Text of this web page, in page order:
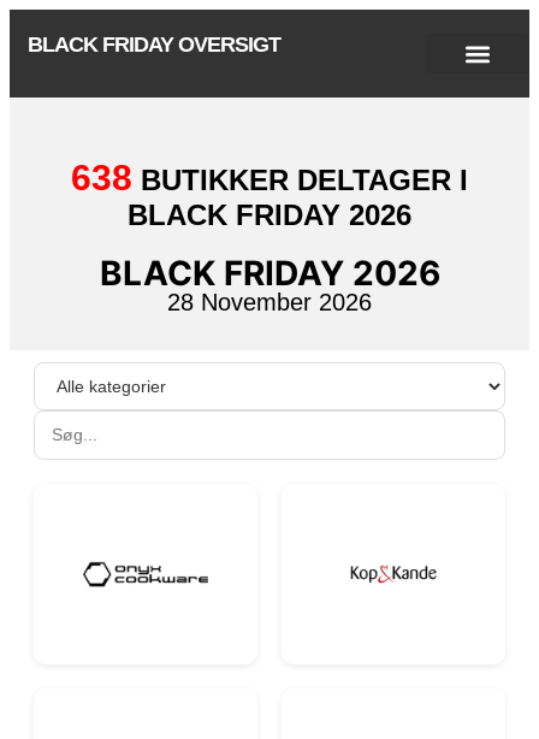
BLACK FRIDAY OVERSIGT
638 BUTIKKER DELTAGER I
BLACK FRIDAY 2026
BLACK FRIDAY 2026
28 November 2026